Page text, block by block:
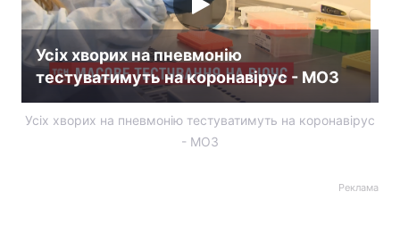
Усіх хворих на пневмонію
тестуватимуть на коронавірус - МОЗ
Усіх хворих на пневмонію тестуватимуть на коронавірус
- МОЗ
Реклама